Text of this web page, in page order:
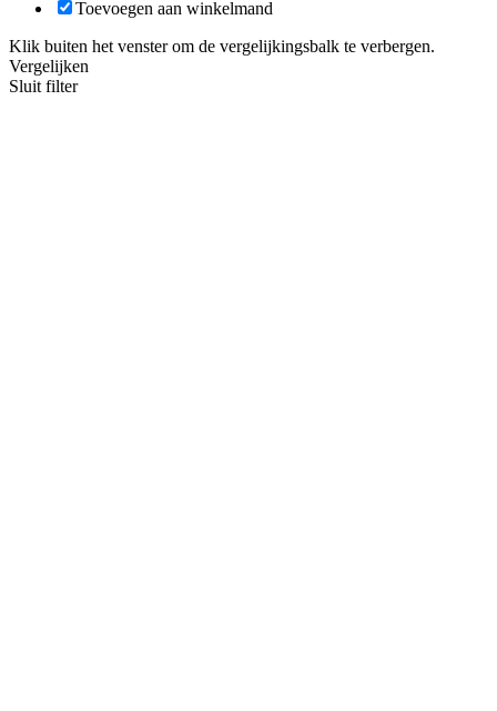
Toevoegen aan winkelmand
Klik buiten het venster om de vergelijkingsbalk te verbergen.
Vergelijken
Sluit filter